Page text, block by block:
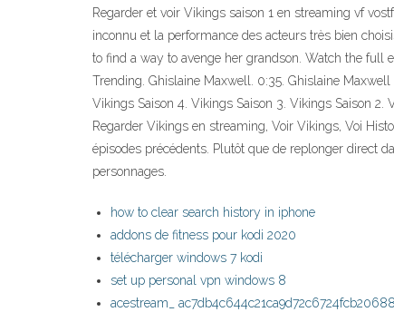
Regarder et voir Vikings saison 1 en streaming vf
inconnu et la performance des acteurs très bien
to find a way to avenge her grandson. Watch the full
Trending. Ghislaine Maxwell. 0:35. Ghislaine
Vikings Saison 4. Vikings Saison 3. Vikings Saison 2.
Regarder Vikings en streaming, Voir Vikings, Voi
épisodes précédents. Plutôt que de replonger direct
personnages.
how to clear search history in iphone
addons de fitness pour kodi 2020
télécharger windows 7 kodi
set up personal vpn windows 8
acestream_